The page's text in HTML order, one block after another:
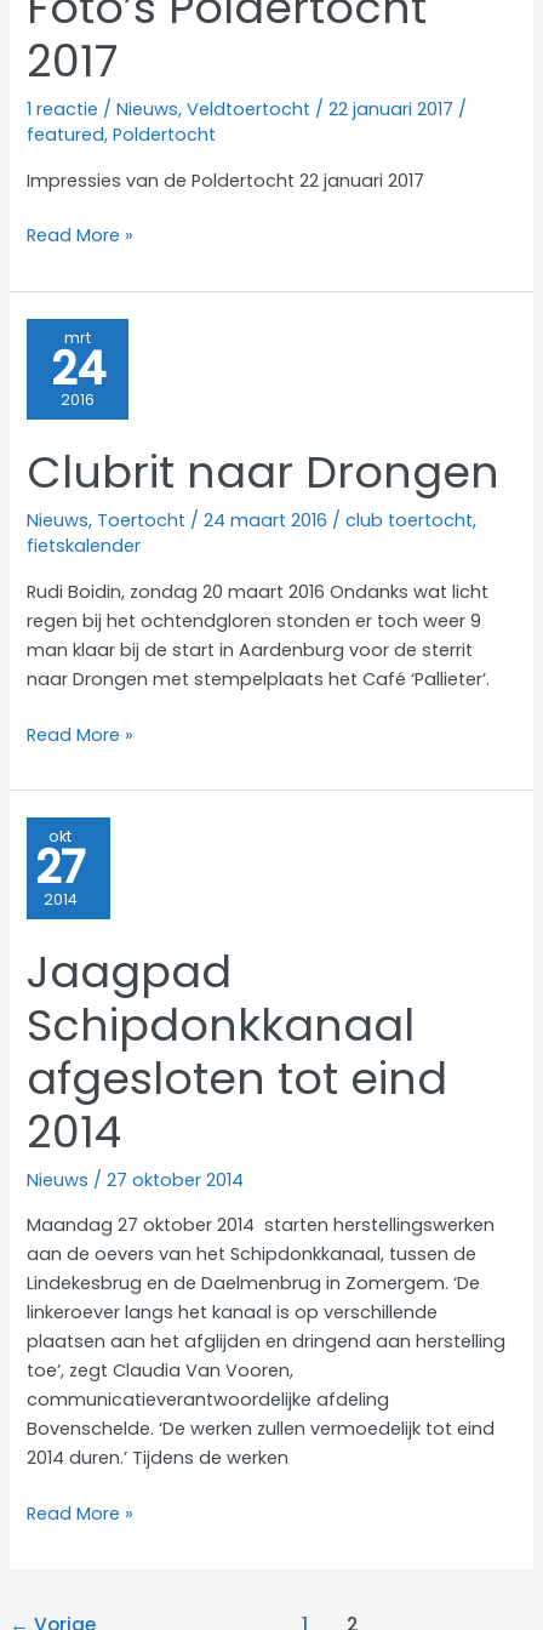
2017
1 reactie /Nieuws,Veldtoertocht /22 januari 2017 /
featured,Poldertocht
Impressies van de Poldertocht 22 januari 2017
Foto’s
2017
Read More »
mrt
24
2016
Clubrit naar Drongen
Nieuws, Toertocht /24 maart 2016 /club toertocht,
fietskalender
Rudi Boidin, zondag 20 maart 2016 Ondanks wat licht
regen bij het ochtendgloren stonden er toch weer 9
man klaar bij de start in Aardenburg voor de sterrit
naar Drongen met stempelplaats het Café ‘Pallieter’.
Clubrit
Drongen
Read More »
okt
27
2014
Jaagpad
Schipdonkkanaal
afgesloten tot eind
2014
Nieuws /27 oktober 2014
Maandag 27 oktober 2014 starten herstellingswerken
aan de oevers van het Schipdonkkanaal, tussen de
Lindekesbrug en de Daelmenbrug in Zomergem. ‘De
linkeroever langs het kanaal is op verschillende
plaatsen aan het afglijden en dringend aan herstelling
toe’, zegt Claudia Van Vooren,
communicatieverantwoordelijke afdeling
Bovenschelde. ‘De werken zullen vermoedelijk tot eind
2014 duren.’ Tijdens de werken
Jaagpad
Read More »
← Vorige 1 2